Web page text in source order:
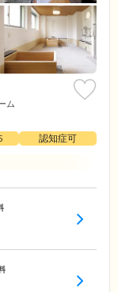
ム
認知症可